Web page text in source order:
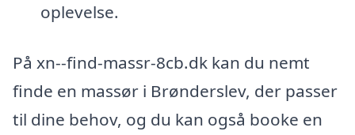
oplevelse.
På xn--find-massr-8cb.dk kan du nemt
finde en massør i Brønderslev, der passer
til dine behov, og du kan også booke en